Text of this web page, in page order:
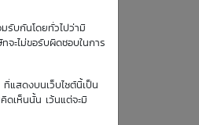
รับกันโดยทั่วไปว่ามี
ะไม่ขอรับผิดชอบในการ
แสดงบนเว็บไซต์นี้เป็น
ดเห็นนั้น เว้นแต่จะมี